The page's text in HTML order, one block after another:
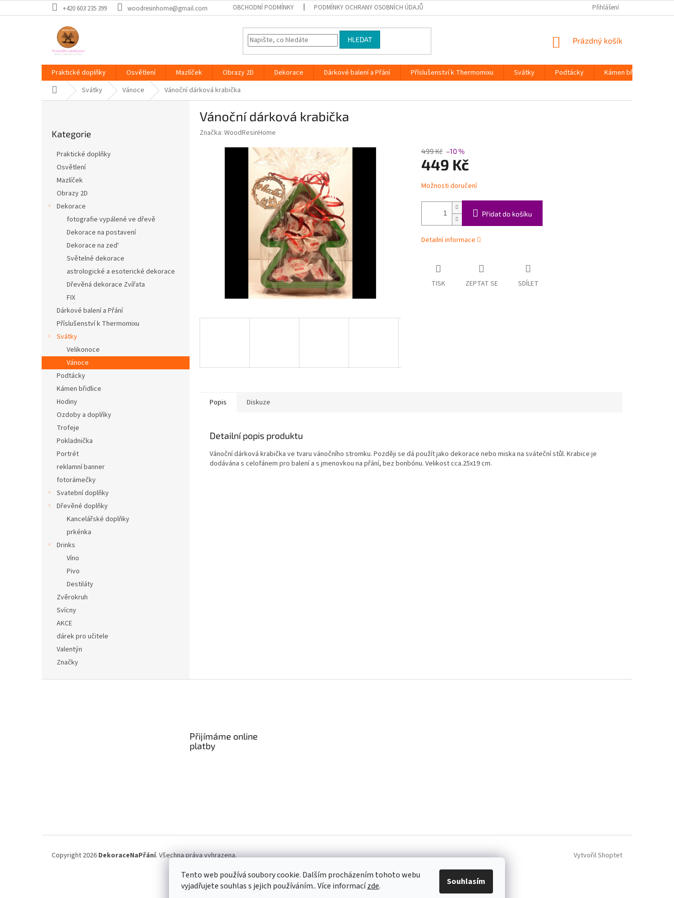
Tento web používá soubory cookie. Dalším procházením tohoto webu
vyjadřujete souhlas s jejich používáním.. Více informacízde. Souhlasím
na
+420 603 235 399 woodresinhome@gmail.com OBCHODNÍ PODMÍNKY PODMÍNKY OCHRANY OSOBNÍCH ÚDAJŮ Přihlášení
HLEDAT
NÁKUPNÍ
Prázdný košík
Praktické doplňky Osvětlení Mazlíček Obrazy 2D Dekorace Dárkové balení a Přání Příslušenství k Thermomixu Svátky Podtácky Kámen břidlice
Domů Svátky Vánoce Vánoční dárková krabička
kategorie
Kategorie
Praktické doplňky
Osvětlení
Mazlíček
Obrazy 2D
Dekorace
fotografie vypálené ve dřevě
Dekorace na postavení
Dekorace na zed'
Světelné dekorace
astrologické a esoterické dekorace
Dřevěná dekorace Zvířata
FIX
Dárkové balení a Přání
Příslušenství k Thermomixu
Svátky
Velikonoce
Vánoce
Podtácky
Kámen břidlice
Hodiny
Ozdoby a doplňky
Trofeje
Pokladnička
Portrét
reklamní banner
fotorámečky
Svatební doplňky
Dřevěné doplňky
Kancelářské doplňky
prkénka
Drinks
Víno
Pivo
Destiláty
Zvěrokruh
Svícny
AKCE
dárek pro učitele
Valentýn
Značky
Vánoční dárková krabička
Značka: WoodResinHome
499 Kč –10 %
449 Kč
Měrná
cena:
Možnosti doručení
Přidat do košíku
Detailní informace
TISK ZEPTAT SE SDÍLET
Popis Diskuze
Detailní popis produktu
Vánoční dárková krabička ve tvaru vánočního stromku. Později se dá použít jako dekorace nebo miska na sváteční stůl. Krabice je
dodávána s celofánem pro balení a s jmenovkou na přání, bez bonbónu. Velikost cca.25x19 cm.
Přijímáme online
platby
Vytvořil Shoptet
Copyright 2026 DekoraceNaPřání. Všechna práva vyhrazena.